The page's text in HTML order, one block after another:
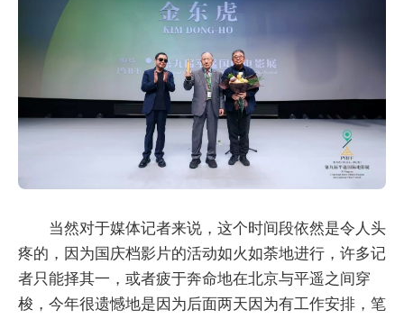
当然对于媒体记者来说，这个时间段依然是令人头
疼的，因为国庆档影片的活动如火如荼地进行，许多记
者只能择其一，或者疲于奔命地在北京与平遥之间穿
梭，今年很遗憾地是因为后面两天因为有工作安排，笔